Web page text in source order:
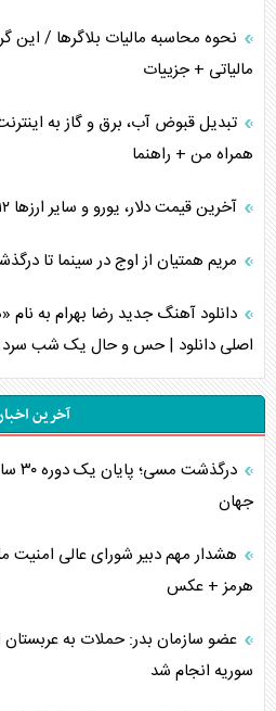
نحوه محاسبه مالیات بلاگر‌ها / این
مالیاتی + جزییات
تبدیل قبوض آب، برق و گاز به
همراه من + راهنما
آخرین قیمت دلار، یورو و سایر ارز‌ها ۱۲ مرداد ۱۴۰۵ / جدول
مریم همتیان از اوج در سینما تا
دانلود آهنگ جدید رضا بهرام به
اصلی دانلود | حس و حال یک شب سرد
آخرین
جهان
هشدار مهم دبیر شورای عالی امنیت
هرمز + عکس
عضو سازمان بدر: حملات به عربستان
سوریه انجام شد